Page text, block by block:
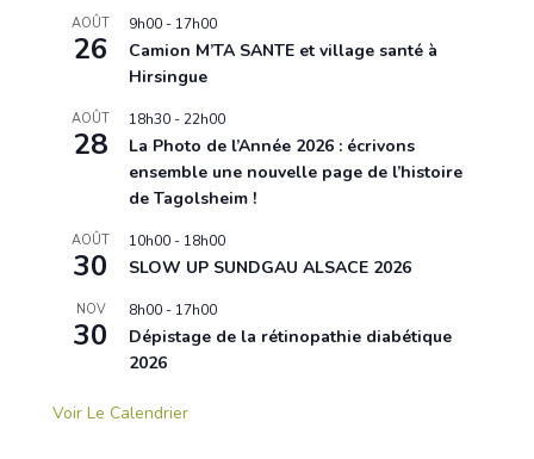
AOÛT
26
9h00 - 17h00
Camion M’TA SANTE et village santé à
Hirsingue
AOÛT
28
18h30 -22h00
La Photo de l’Année 2026 : écrivons
ensemble une nouvelle page de l’histoire
de Tagolsheim !
AOÛT
30
10h00 - 18h00
SLOW UP SUNDGAU ALSACE 2026
NOV
30
8h00 - 17h00
Dépistage de la rétinopathie diabétique
2026
Voir Le Calendrier